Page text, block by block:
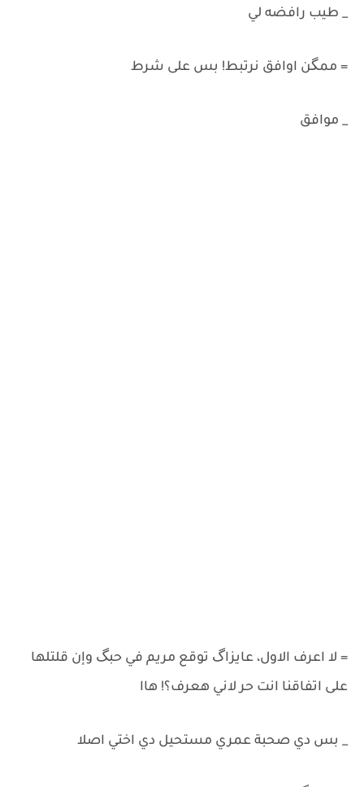
_ طيب رافضه لي
= ممگن اوافق نرتبط! بس على شرط
_ موافق
= لا اعرف الاول، عايزاگ توقع مريم في حبگ وإن قلتلها
على اتفاقنا انت حر لاني هعرف؟! هاا
_ بس دي صحبة عمري مستحيل دي اختي اصلا